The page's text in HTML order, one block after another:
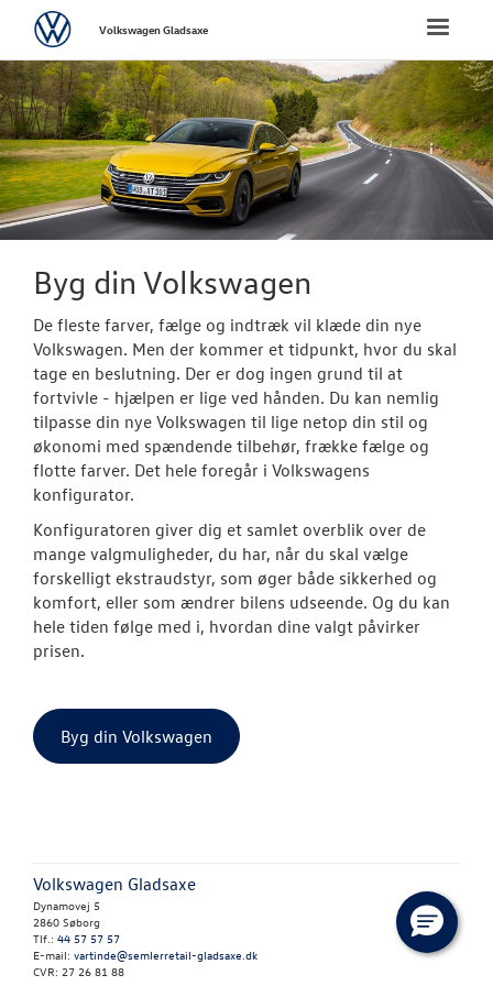
FORSIDE
NYE
Bestil
Privatleasing
Finansiering
Elektrisk
ID.3 Neo
ID.4
ID.5
ID. Cross
Toggle
VolkswagenVolkswagen Gladsaxe
Byg din Volkswagen
De fleste farver, fælge og indtræk vil klæde din nye
Volkswagen. Men der kommer et tidpunkt, hvor du skal
tage en beslutning. Der er dog ingen grund til at
fortvivle - hjælpen er lige ved hånden. Du kan nemlig
tilpasse din nye Volkswagen til lige netop din stil og
økonomi med spændende tilbehør, frække fælge og
flotte farver. Det hele foregår i Volkswagens
konfigurator.
Konfiguratoren giver dig et samlet overblik over de
mange valgmuligheder, du har, når du skal vælge
forskelligt ekstraudstyr, som øger både sikkerhed og
komfort, eller som ændrer bilens udseende. Og du kan
hele tiden følge med i, hvordan dine valgt påvirker
prisen.
Byg din Volkswagen
Volkswagen Gladsaxe
Dynamovej 5
2860 Søborg
Tlf.: 44 57 57 57
E-mail: vartinde@semlerretail-gladsaxe.dk
CVR: 27 26 81 88